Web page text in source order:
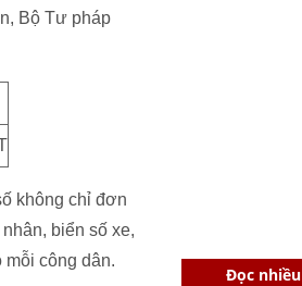
Bộ Tư pháp
không chỉ đơn
biển số xe,
công dân.
Đọc nhiều